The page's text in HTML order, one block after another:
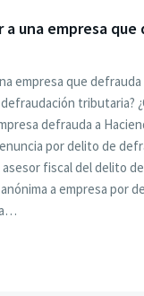
a una empresa que
empresa que defrauda
tributaria?
defrauda a
por delito de
fiscal del delito
a empresa por